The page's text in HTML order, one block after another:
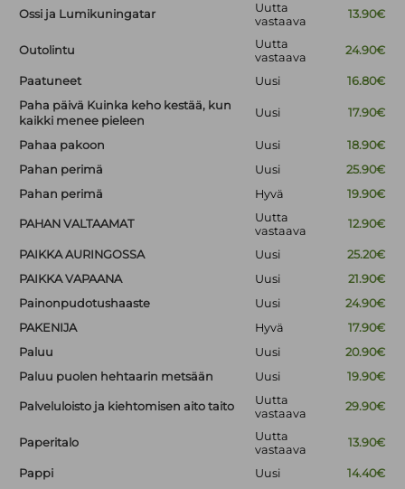
Ossi ja Lumikuningatar
Uutta
vastaava
13.90€
Outolintu
Uutta
vastaava
24.90€
Paatuneet Uusi
16.80€
Paha päivä Kuinka keho kestää, kun
kaikki menee pieleen
Uusi 17.90€
Pahaa pakoon Uusi
18.90€
Pahan perimä
Uusi
25.90€
Pahan perimä
Hyvä 19.90€
PAHAN VALTAAMAT
Uutta
vastaava
12.90€
PAIKKA AURINGOSSA Uusi
25.20€
PAIKKA VAPAANA
Uusi
21.90€
Painonpudotushaaste
Uusi
24.90€
PAKENIJA
Hyvä
17.90€
Paluu
Uusi
20.90€
Paluu puolen hehtaarin metsään
Uusi 19.90€
Palveluloisto ja kiehtomisen aito taito
Uutta
vastaava
29.90€
Paperitalo
Uutta
vastaava
13.90€
Pappi Uusi 14.40€